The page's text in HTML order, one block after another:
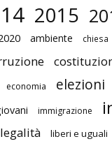
2015
ambiente chiesa
economia elezioni
immigrazione
legalità
liberi e uguali